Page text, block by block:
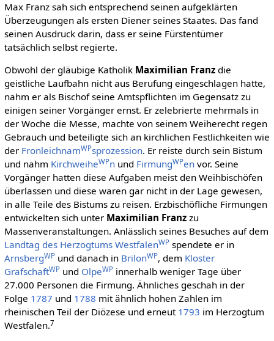
Max Franz sah sich entsprechend seinen aufgeklärten
Überzeugungen als ersten Diener seines Staates. Das fand
seinen Ausdruck darin, dass er seine Fürstentümer
tatsächlich selbst regierte.
Obwohl der gläubige Katholik Maximilian Franzdie
geistliche Laufbahn nicht aus Berufung eingeschlagen hatte,
nahm er als Bischof seine Amtspflichten im Gegensatz zu
einigen seiner Vorgänger ernst. Er zelebrierte mehrmals in
der Woche die Messe, machte von seinem Weiherecht regen
Gebrauch und beteiligte sich an kirchlichen Festlichkeiten wie
der FronleichnamWPsprozession. Er reiste durch sein Bistum
und nahm KirchweiheWPnund FirmungWPenvor. Seine
Vorgänger hatten diese Aufgaben meist den Weihbischöfen
überlassen und diese waren gar nicht in der Lage gewesen,
in alle Teile des Bistums zu reisen. Erzbischöfliche Firmungen
entwickelten sich unter Maximilian Franzzu
Massenveranstaltungen. Anlässlich seines Besuches auf dem
Landtag des Herzogtums WestfalenWPspendete er in
ArnsbergWPund danach in BrilonWP, dem Kloster
GrafschaftWPund OlpeWPinnerhalb weniger Tage über
27.000 Personen die Firmung. Ähnliches geschah in der
Folge 1787 und 1788 mit ähnlich hohen Zahlen im
rheinischen Teil der Diözese und erneut 1793 im Herzogtum
Westfalen.7